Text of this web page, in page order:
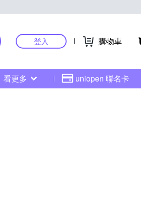
登入 購物車
看更多 uniopen 聯名卡